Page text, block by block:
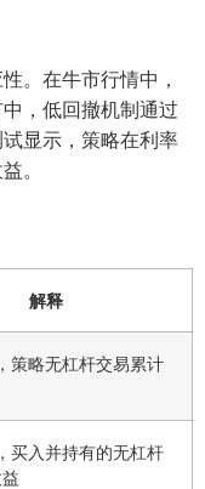
。在牛市行情中，
，低回撤机制通过
显示，策略在利率
。
解释
策略无杠杆交易累计
买入并持有的无杠杆